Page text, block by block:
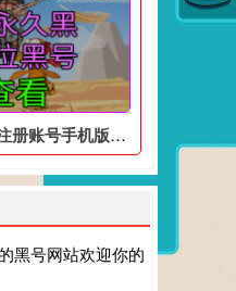
大逃杀免费的皮肤白号
黑号网站欢迎你的